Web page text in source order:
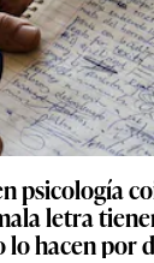
psicología
letra
lo hacen por